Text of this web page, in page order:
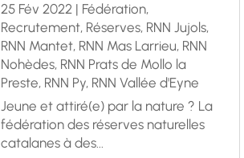
25 Fév 2022| Fédération,
Recrutement, Réserves, RNN Jujols,
RNN Mantet, RNN Mas Larrieu, RNN
Nohèdes, RNN Prats de Mollo la
Preste, RNN Py, RNN Vallée d'Eyne
Jeune et attiré(e) par la nature ? La
fédération des réserves naturelles
catalanes à des...